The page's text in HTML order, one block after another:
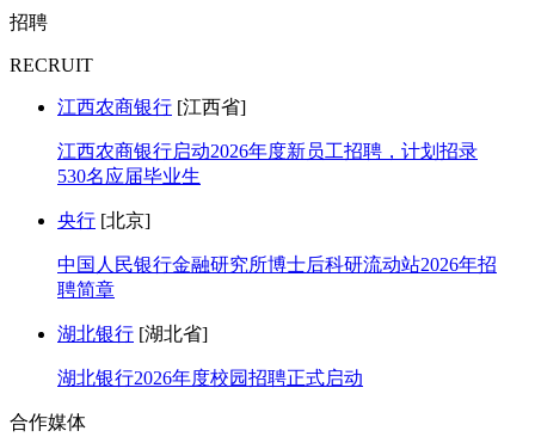
招聘
RECRUIT
江西农商银行 [江西省]
江西农商银行启动2026年度新员工招聘，计划招录
530名应届毕业生
央行 [北京]
中国人民银行金融研究所博士后科研流动站2026年招
聘简章
湖北银行 [湖北省]
湖北银行2026年度校园招聘正式启动
合作媒体